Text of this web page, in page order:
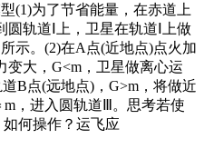
(1)为了节省能量，在赤道上
轨道Ⅰ上，卫星在轨道Ⅰ上做
示。(2)在A点(近地点)点火加
变大，G<m，卫星做离心运
B点(远地点)，G>m，将做近
，进入圆轨道Ⅲ。思考若使
何操作？运飞应